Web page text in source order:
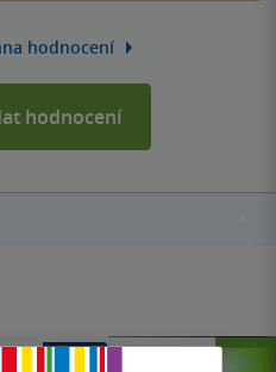
hodnocení
hodnocení